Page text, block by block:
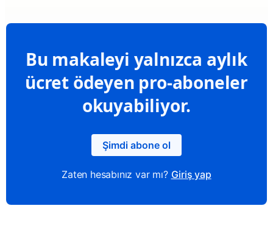
Bu makaleyi yalnızca aylık
ücret ödeyen pro-aboneler
okuyabiliyor.
Şimdi abone ol
Zaten hesabınız var mı? Giriş yap